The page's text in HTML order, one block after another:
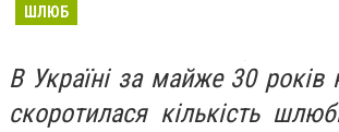
ШЛЮБ
В Україні за майже 30 років
скоротилася кількість